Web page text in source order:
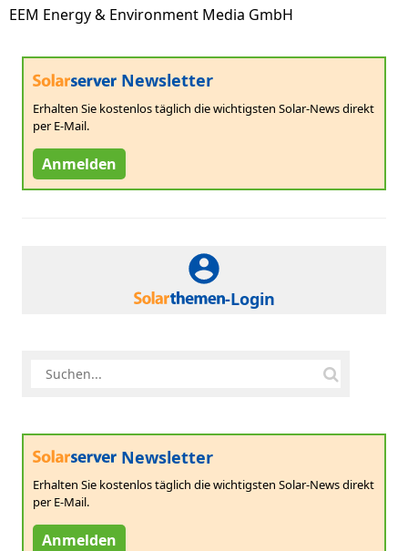
EEM Energy & Environment Media GmbH
Newsletter
Erhalten Sie kostenlos täglich die wichtigsten Solar-News direkt
per E-Mail.
Anmelden
-Login
Newsletter
Erhalten Sie kostenlos täglich die wichtigsten Solar-News direkt
per E-Mail.
Anmelden